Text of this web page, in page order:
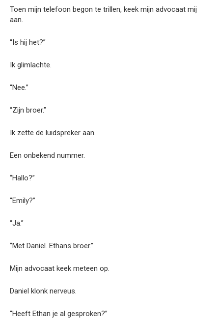
Toen mijn telefoon begon te trillen, keek mijn advocaat mij
aan.
“Is hij het?”
Ik glimlachte.
“Nee.”
“Zijn broer.”
Ik zette de luidspreker aan.
Een onbekend nummer.
“Hallo?”
“Emily?”
“Ja.”
“Met Daniel. Ethans broer.”
Mijn advocaat keek meteen op.
Daniel klonk nerveus.
“Heeft Ethan je al gesproken?”